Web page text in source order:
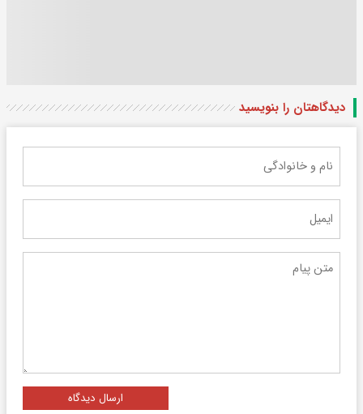
دیدگاهتان را بنویسید
ارسال دیدگاه